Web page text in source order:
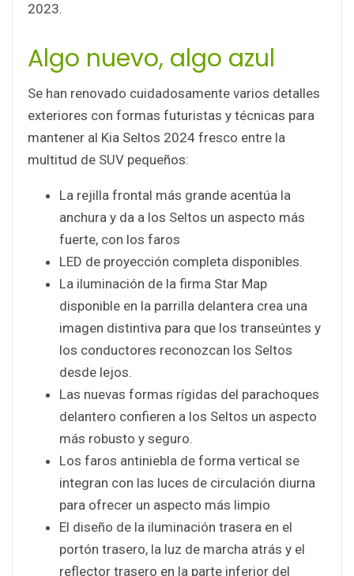
2023.
Algo nuevo, algo azul
Se han renovado cuidadosamente varios detalles
exteriores con formas futuristas y técnicas para
mantener al Kia Seltos 2024 fresco entre la
multitud de SUV pequeños:
La rejilla frontal más grande acentúa la
anchura y da a los Seltos un aspecto más
fuerte, con los faros
LED de proyección completa disponibles.
La iluminación de la firma Star Map
disponible en la parrilla delantera crea una
imagen distintiva para que los transeúntes y
los conductores reconozcan los Seltos
desde lejos.
Las nuevas formas rígidas del parachoques
delantero confieren a los Seltos un aspecto
más robusto y seguro.
Los faros antiniebla de forma vertical se
integran con las luces de circulación diurna
para ofrecer un aspecto más limpio
El diseño de la iluminación trasera en el
portón trasero, la luz de marcha atrás y el
reflector trasero en la parte inferior del